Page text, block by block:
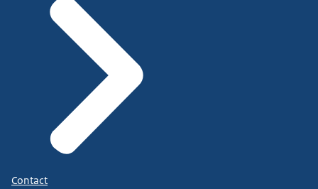
Contact